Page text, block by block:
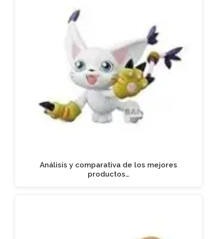
Análisis y comparativa de los mejores
productos…